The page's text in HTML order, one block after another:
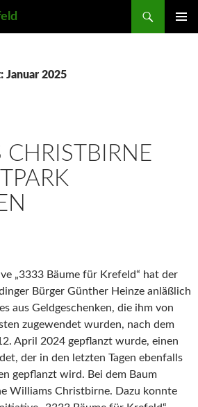
Januar 2025
„3333 Bäume für Krefeld“ hat der
Bürger Günther Heinze anläßlich
aus Geldgeschenken, die ihm von
zugewendet wurden, nach dem
April 2024 gepflanzt wurde, einen
der in den letzten Tagen ebenfalls
gepflanzt wird. Bei dem Baum
Williams Christbirne. Dazu konnte